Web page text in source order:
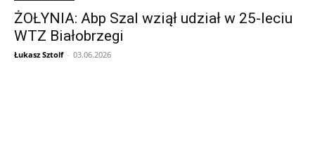
ŻOŁYNIA: Abp Szal wziął udział w 25-leciu
WTZ Białobrzegi
Łukasz Sztolf - 03.06.2026